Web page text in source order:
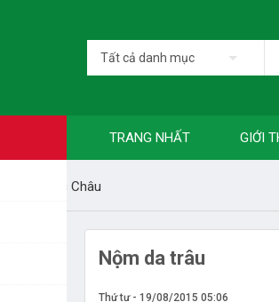
Tất cả danh mục
TRANG NHẤT GIỚI
ngon Mộc Châu
Nộm da trâu
Thứ tư - 19/08/2015 05:06